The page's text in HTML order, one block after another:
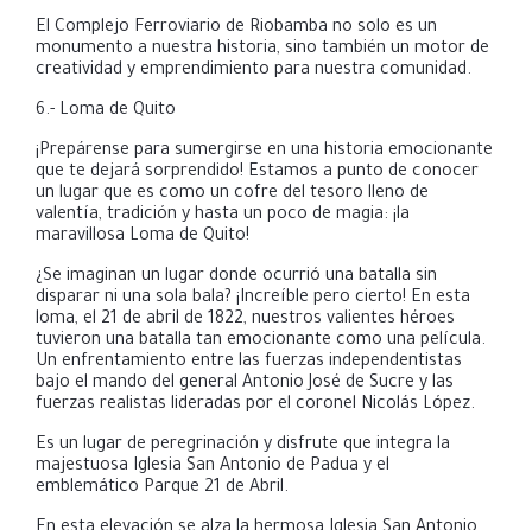
El Complejo Ferroviario de Riobamba no solo es un
monumento a nuestra historia, sino también un motor de
creatividad y emprendimiento para nuestra comunidad.
6.- Loma de Quito
¡Prepárense para sumergirse en una historia emocionante
que te dejará sorprendido! Estamos a punto de conocer
un lugar que es como un cofre del tesoro lleno de
valentía, tradición y hasta un poco de magia: ¡la
maravillosa Loma de Quito!
¿Se imaginan un lugar donde ocurrió una batalla sin
disparar ni una sola bala? ¡Increíble pero cierto! En esta
loma, el 21 de abril de 1822, nuestros valientes héroes
tuvieron una batalla tan emocionante como una película.
Un enfrentamiento entre las fuerzas independentistas
bajo el mando del general Antonio José de Sucre y las
fuerzas realistas lideradas por el coronel Nicolás López.
Es un lugar de peregrinación y disfrute que integra la
majestuosa Iglesia San Antonio de Padua y el
emblemático Parque 21 de Abril.